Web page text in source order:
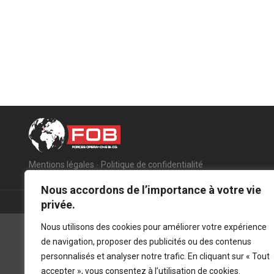
Nous accordons de l’importance à votre vie
privée.
Nous utilisons des cookies pour améliorer votre expérience
de navigation, proposer des publicités ou des contenus
personnalisés et analyser notre trafic. En cliquant sur « Tout
accepter », vous consentez à l’utilisation de cookies.
Mentions légales - Politique de confidentialité